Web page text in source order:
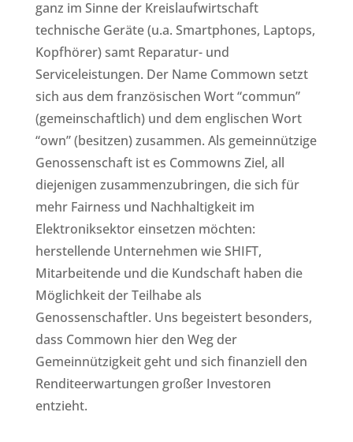
ganz im Sinne der Kreislaufwirtschaft
technische Geräte (u.a. Smartphones, Laptops,
Kopfhörer) samt Reparatur- und
Serviceleistungen. Der Name Commown setzt
sich aus dem französischen Wort “commun”
(gemeinschaftlich) und dem englischen Wort
“own” (besitzen) zusammen. Als gemeinnützige
Genossenschaft ist es Commowns Ziel, all
diejenigen zusammenzubringen, die sich für
mehr Fairness und Nachhaltigkeit im
Elektroniksektor einsetzen möchten:
herstellende Unternehmen wie SHIFT,
Mitarbeitende und die Kundschaft haben die
Möglichkeit der Teilhabe als
Genossenschaftler. Uns begeistert besonders,
dass Commown hier den Weg der
Gemeinnützigkeit geht und sich finanziell den
Renditeerwartungen großer Investoren
entzieht.